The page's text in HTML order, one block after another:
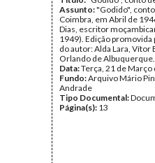
Assunto:"Godido",
Coimbra, em Abril de
Dias, escritor
1949). Edição promovida
do autor: Alda Lara, Vítor
Orlando de Albuquerque.
Data:Terça, 21 de Março
Fundo:Arquivo Mário
Andrade
Tipo Documental:
Página(s): 13